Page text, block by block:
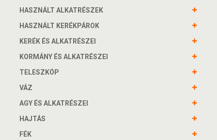
HASZNÁLT ALKATRÉSZEK
HASZNÁLT KERÉKPÁROK
KERÉK ÉS ALKATRÉSZEI
KORMÁNY ÉS ALKATRÉSZEI
TELESZKÓP
VÁZ
AGY ÉS ALKATRÉSZEI
HAJTÁS
FÉK